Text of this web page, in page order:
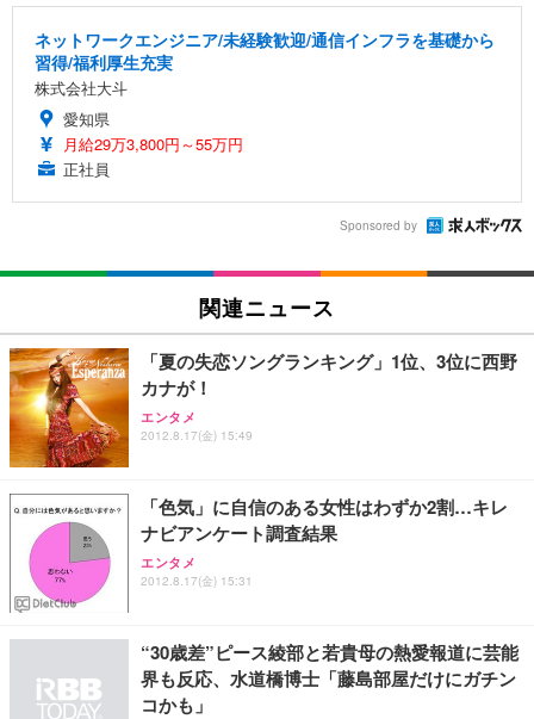
ネットワークエンジニア/未経験歓迎/通信インフラを基礎から
習得/福利厚生充実
株式会社大斗
愛知県
月給29万3,800円～55万円
正社員
Sponsored by
関連ニュース
「夏の失恋ソングランキング」1位、3位に西野
カナが！
エンタメ
2012.8.17(金) 15:49
「色気」に自信のある女性はわずか2割…キレ
ナビアンケート調査結果
エンタメ
2012.8.17(金) 15:31
“30歳差”ピース綾部と若貴母の熱愛報道に芸能
界も反応、水道橋博士「藤島部屋だけにガチン
コかも」